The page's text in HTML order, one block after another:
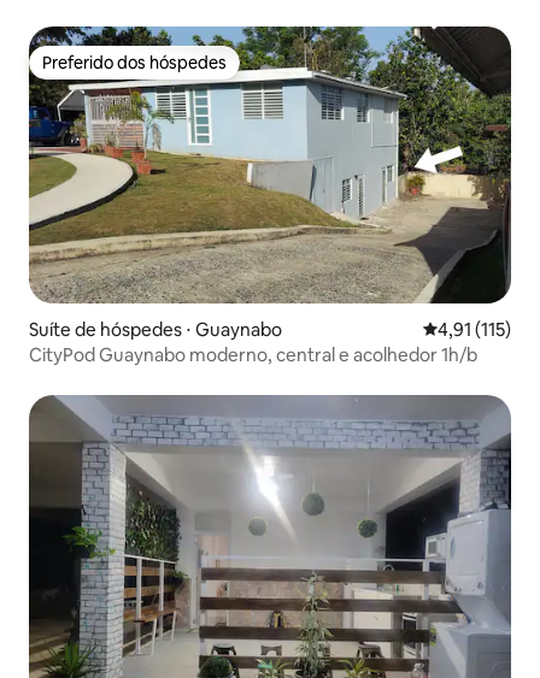
Preferido dos hóspedes
Preferido dos hóspedes
Suíte de hóspedes ⋅ Guaynabo 4,91 de uma
4,91 (115)
CityPod Guaynabo moderno, central e acolhedor 1h/b